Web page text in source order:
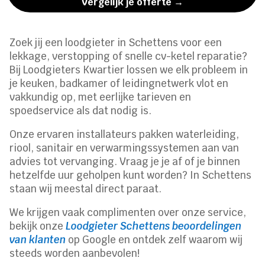
Zoek jij een loodgieter in Schettens voor een
lekkage, verstopping of snelle cv-ketel reparatie?
Bij Loodgieters Kwartier lossen we elk probleem in
je keuken, badkamer of leidingnetwerk vlot en
vakkundig op, met eerlijke tarieven en
spoedservice als dat nodig is.
Onze ervaren installateurs pakken waterleiding,
riool, sanitair en verwarmingssystemen aan van
advies tot vervanging. Vraag je je af of je binnen
hetzelfde uur geholpen kunt worden? In Schettens
staan wij meestal direct paraat.
We krijgen vaak complimenten over onze service,
bekijk onzeLoodgieter Schettens beoordelingen
van klanten op Google en ontdek zelf waarom wij
steeds worden aanbevolen!